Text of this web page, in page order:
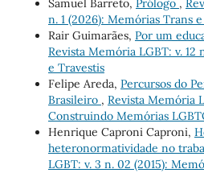
Samuel Barreto, Prólogo ,
n. 1 (2026): Memórias Trans
Rair Guimarães, Por um
Revista Memória LGBT: v. 12
e Travestis
Felipe Areda, Percursos do
Brasileiro , Revista Memória
Construindo Memórias
Henrique Caproni Caproni,
heteronormatividade no
LGBT: v. 3 n. 02 (2015):